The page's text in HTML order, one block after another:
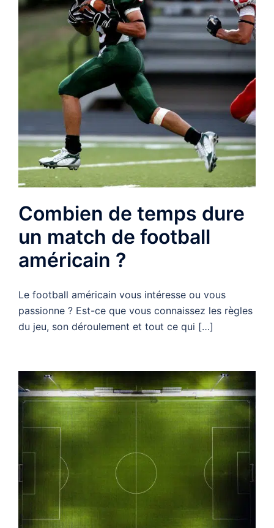
Combien de temps dure
un match de football
américain ?
Le football américain vous intéresse ou vous
passionne ? Est-ce que vous connaissez les règles
du jeu, son déroulement et tout ce qui […]